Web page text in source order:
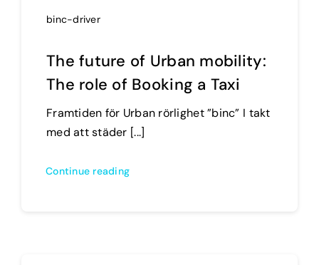
binc-driver
The future of Urban mobility:
The role of Booking a Taxi
Framtiden för Urban rörlighet ”binc” I takt
med att städer [...]
Continue reading